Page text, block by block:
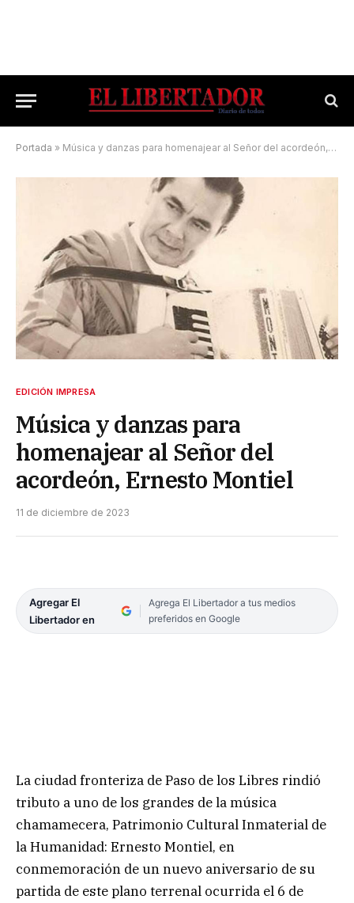
Portada » Música y danzas para homenajear al Señor del acordeón, Ernesto Montiel
EDICIÓN IMPRESA
Música y danzas para
homenajear al Señor del
acordeón, Ernesto Montiel
11 de diciembre de 2023
Agregar El
Libertador en
Agrega El Libertador a tus medios
preferidos en Google
La ciudad fronteriza de Paso de los Libres rindió
tributo a uno de los grandes de la música
chamamecera, Patrimonio Cultural Inmaterial de
la Humanidad: Ernesto Montiel, en
conmemoración de un nuevo aniversario de su
partida de este plano terrenal ocurrida el 6 de